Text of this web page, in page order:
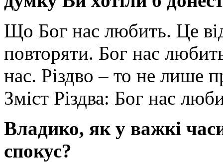
Що Бог нас любить. Це
повторяти. Бог нас
нас. Різдво – то не лише
Зміст Різдва: Бог нас
Владико, як у важкі
спокус?